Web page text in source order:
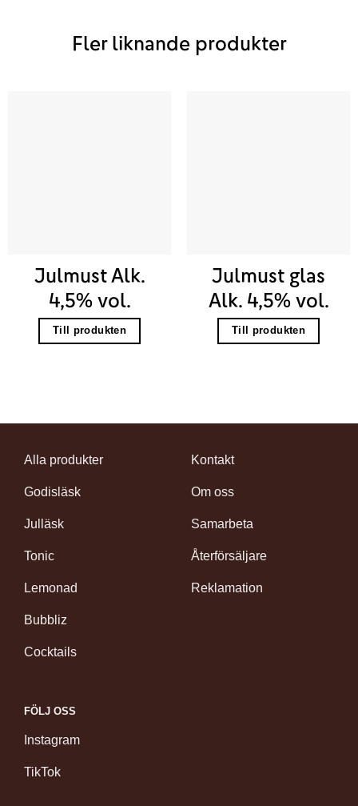
Fler liknande produkter
Julmust Alk.
4,5% vol.
Till produkten
Julmust glas
Alk. 4,5% vol.
Till produkten
Alla produkter
Godisläsk
Julläsk
Tonic
Lemonad
Bubbliz
Cocktails
Kontakt
Om oss
Samarbeta
Återförsäljare
Reklamation
FÖLJ OSS
Instagram
TikTok